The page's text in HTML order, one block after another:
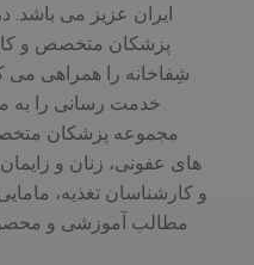
ایران عزیز می باشد.
پزشکان متخصص و
شِفاخانه را همراهی می
خدمت رسانی را به
مجموعه پزشکان
های عفونی، زنان و
و کارشناسان تغذیه،
مطالب آموزشی و